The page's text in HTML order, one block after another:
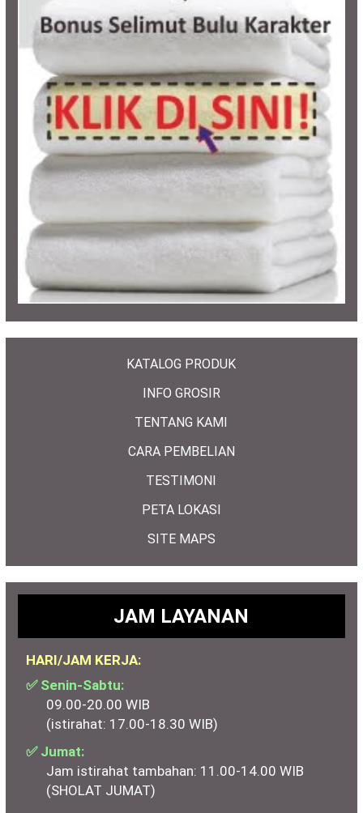
KATALOG PRODUK
INFO GROSIR
TENTANG KAMI
CARA PEMBELIAN
TESTIMONI
PETA LOKASI
SITE MAPS
JAM LAYANAN
HARI/JAM KERJA:
✅ Senin-Sabtu:
09.00-20.00 WIB
(istirahat: 17.00-18.30 WIB)
✅ Jumat:
Jam istirahat tambahan: 11.00-14.00 WIB
(SHOLAT JUMAT)